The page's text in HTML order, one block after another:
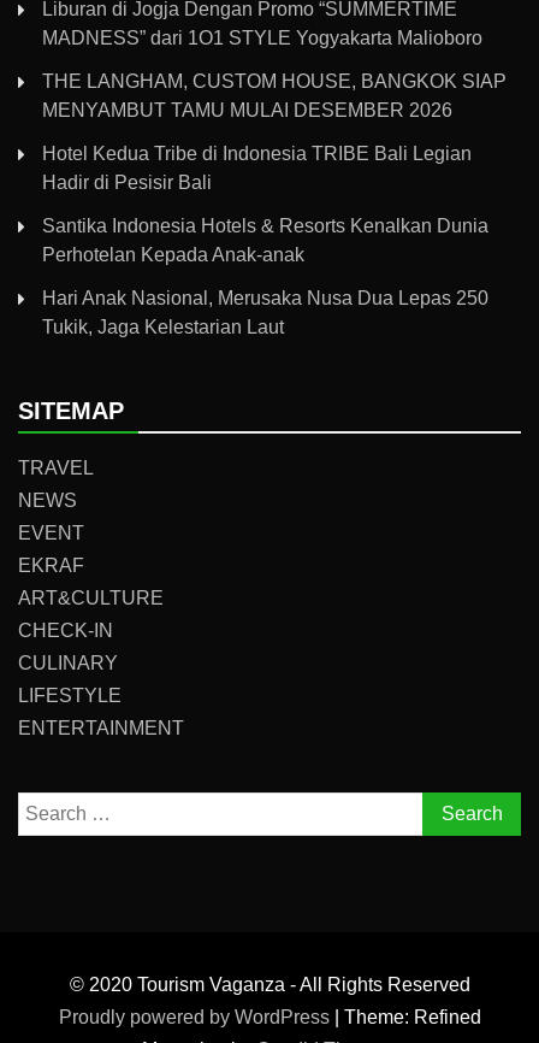
Liburan di Jogja Dengan Promo “SUMMERTIME
MADNESS” dari 1O1 STYLE Yogyakarta Malioboro
THE LANGHAM, CUSTOM HOUSE, BANGKOK SIAP
MENYAMBUT TAMU MULAI DESEMBER 2026
Hotel Kedua Tribe di Indonesia TRIBE Bali Legian
Hadir di Pesisir Bali
Santika Indonesia Hotels & Resorts Kenalkan Dunia
Perhotelan Kepada Anak-anak
Hari Anak Nasional, Merusaka Nusa Dua Lepas 250
Tukik, Jaga Kelestarian Laut
SITEMAP
TRAVEL
NEWS
EVENT
EKRAF
ART&CULTURE
CHECK-IN
CULINARY
LIFESTYLE
ENTERTAINMENT
Search
for:
© 2020 Tourism Vaganza - All Rights Reserved
Proudly powered by WordPress
Theme: Refined